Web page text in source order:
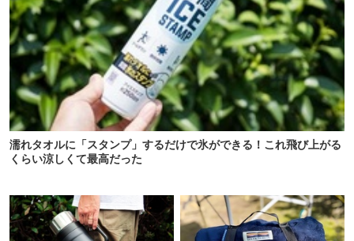
濡れタオルに「スタンプ」するだけで氷ができる！これ飛び上がる
くらい涼しくて最高だった